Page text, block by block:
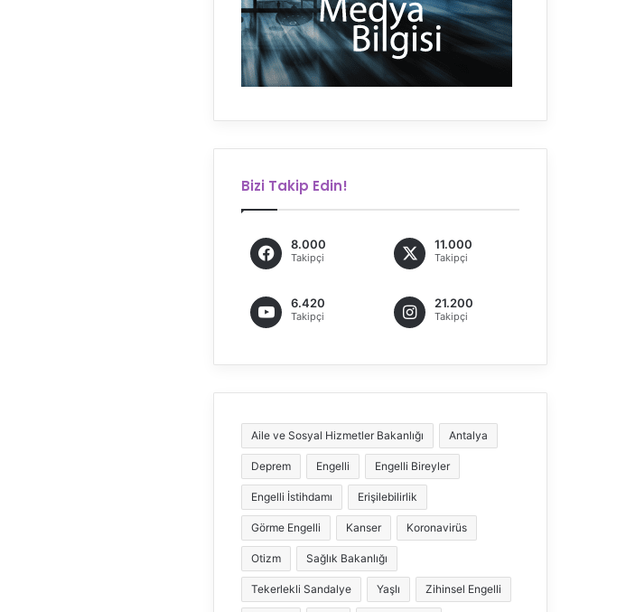
Bizi Takip Edin!
8.000
Takipçi
11.000
Takipçi
6.420
Takipçi
21.200
Takipçi
Aile ve Sosyal Hizmetler Bakanlığı Antalya
Deprem Engelli Engelli Bireyler
Engelli İstihdamı Erişilebilirlik
Görme Engelli Kanser Koronavirüs
Otizm Sağlık Bakanlığı
Tekerlekli Sandalye Yaşlı Zihinsel Engelli